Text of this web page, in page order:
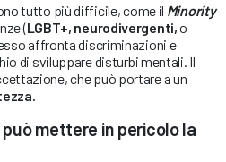
tutto più difficile, come il Minority
(LGBT+, neurodivergenti,o
affronta discriminazioni e
di sviluppare disturbi mentali. Il
che può portare a un
mettere in pericolo la